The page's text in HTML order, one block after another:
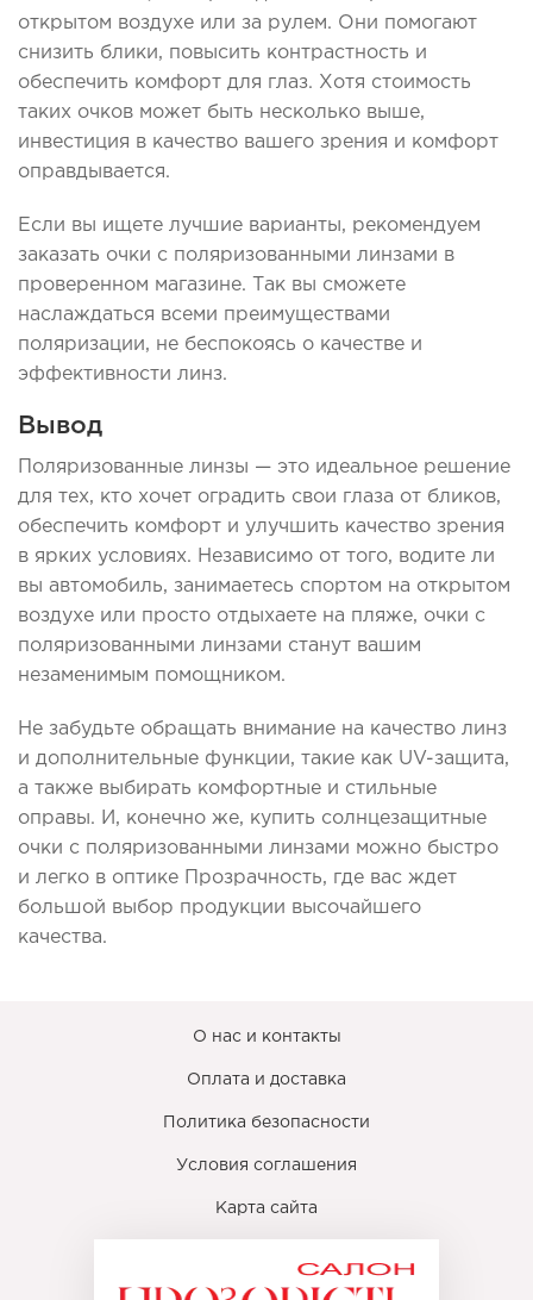
открытом воздухе или за рулем. Они помогают
снизить блики, повысить контрастность и
обеспечить комфорт для глаз. Хотя стоимость
таких очков может быть несколько выше,
инвестиция в качество вашего зрения и комфорт
оправдывается.
Если вы ищете лучшие варианты, рекомендуем
заказать очки с поляризованными линзами в
проверенном магазине. Так вы сможете
наслаждаться всеми преимуществами
поляризации, не беспокоясь о качестве и
эффективности линз.
Вывод
Поляризованные линзы — это идеальное решение
для тех, кто хочет оградить свои глаза от бликов,
обеспечить комфорт и улучшить качество зрения
в ярких условиях. Независимо от того, водите ли
вы автомобиль, занимаетесь спортом на открытом
воздухе или просто отдыхаете на пляже, очки с
поляризованными линзами станут вашим
незаменимым помощником.
Не забудьте обращать внимание на качество линз
и дополнительные функции, такие как UV-защита,
а также выбирать комфортные и стильные
оправы. И, конечно же, купить солнцезащитные
очки с поляризованными линзами можно быстро
и легко в оптике Прозрачность, где вас ждет
большой выбор продукции высочайшего
качества.
О нас и контакты
Оплата и доставка
Политика безопасности
Условия соглашения
Карта сайта